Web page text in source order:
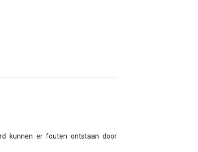
kunnen er fouten ontstaan door